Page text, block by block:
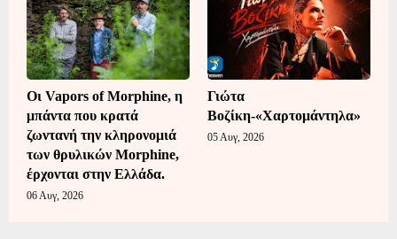
Οι Vapors of Morphine, η
μπάντα που κρατά
ζωντανή την κληρονομιά
των θρυλικών Morphine,
έρχονται στην Ελλάδα.
06 Αυγ, 2026
Γιώτα
Βοζίκη-«Χαρτομάντηλα»
05 Αυγ, 2026